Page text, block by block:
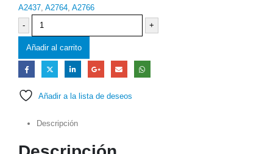
A2437, A2764, A2766
-
+
Añadir al carrito
Añadir a la lista de deseos
Descripción